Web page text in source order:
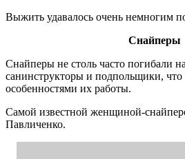
Выжить удавалось очень немногим
Снайперы
Снайперы не столь часто погибали
санинструкторы и подпольщики, что
особенностями их работы.
Самой известной женщиной-
Павличенко.